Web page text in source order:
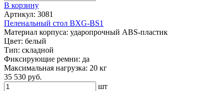
В корзину
Артикул: 3081
Пеленальный стол BXG-BS1
Материал корпуса: ударопрочный ABS-пластик
Цвет: белый
Тип: складной
Фиксирующие ремни: да
Максимальная нагрузка: 20 кг
35 530 руб.
шт